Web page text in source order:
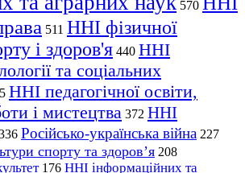
570
511 ННІ фізичної
і здоров'я 440 ННІ
та соціальних
ННІ педагогічної освіти,
і мистецтва 372 ННІ
Російсько-українська війна 227
спорту та здоров’я 208
176 ННІ інформаційних та